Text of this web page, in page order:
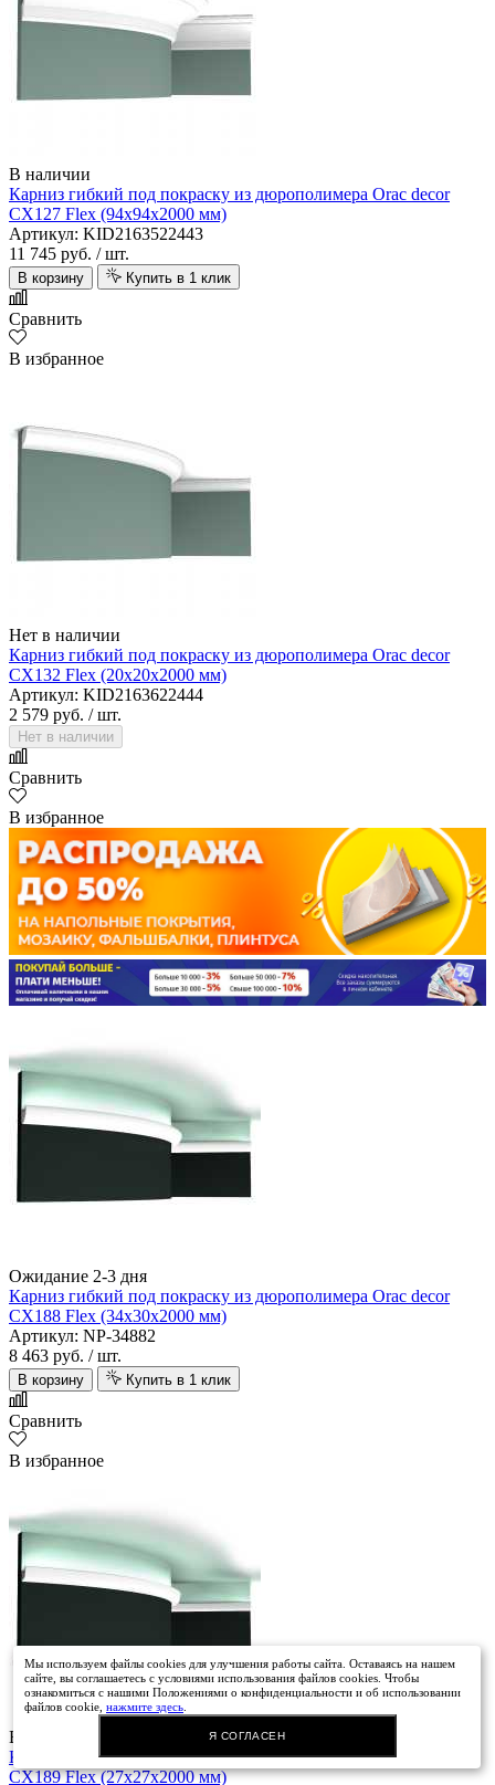
В наличии
Карниз гибкий под покраску из дюрополимера Orac decor
CX127 Flex (94х94х2000 мм)
Артикул: KID2163522443
11 745 руб. / шт.
В корзину Купить в 1 клик
Сравнить
В избранное
Нет в наличии
Карниз гибкий под покраску из дюрополимера Orac decor
CX132 Flex (20х20х2000 мм)
Артикул: KID2163622444
2 579 руб. / шт.
Нет в наличии
Сравнить
В избранное
Ожидание 2-3 дня
Карниз гибкий под покраску из дюрополимера Orac decor
CX188 Flex (34х30х2000 мм)
Артикул: NP-34882
8 463 руб. / шт.
В корзину Купить в 1 клик
Сравнить
В избранное
В наличии
Карниз гибкий под покраску из дюрополимера Orac decor
CX189 Flex (27х27х2000 мм)
Мы используем файлы cookies для улучшения работы сайта. Оставаясь на нашем
сайте, вы соглашаетесь с условиями использования файлов cookies. Чтобы
ознакомиться с нашими Положениями о конфиденциальности и об использовании
файлов cookie,нажмите здесь
Я СОГЛАСЕН